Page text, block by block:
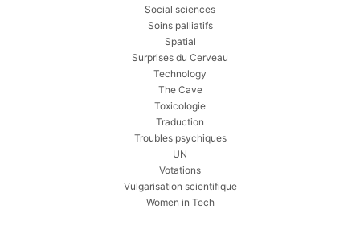
Social sciences
Soins palliatifs
Spatial
Surprises du Cerveau
Technology
The Cave
Toxicologie
Traduction
Troubles psychiques
UN
Votations
Vulgarisation scientifique
Women in Tech